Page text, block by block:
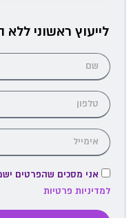
לייעוץ ראשוני
אני מסכים שהפרטים
למדיניות פרטיות